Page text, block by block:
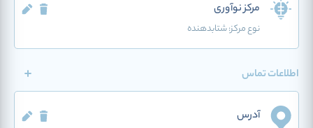
مرکز نوآوری
نوع مرکز:شتابدهنده
اطلاعات تماس
آدرس